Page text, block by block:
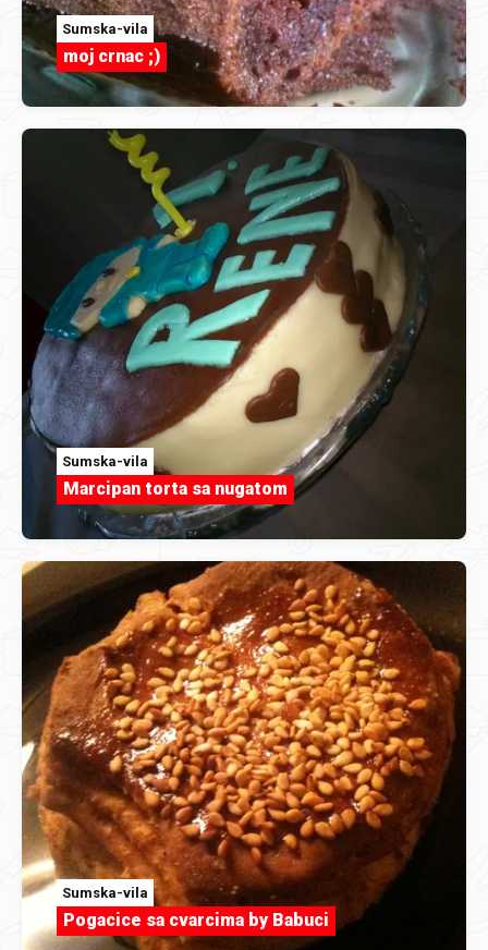
Sumska-vila
moj crnac ;)
Sumska-vila
Marcipan torta sa nugatom
Sumska-vila
Pogacice sa cvarcima by Babuci